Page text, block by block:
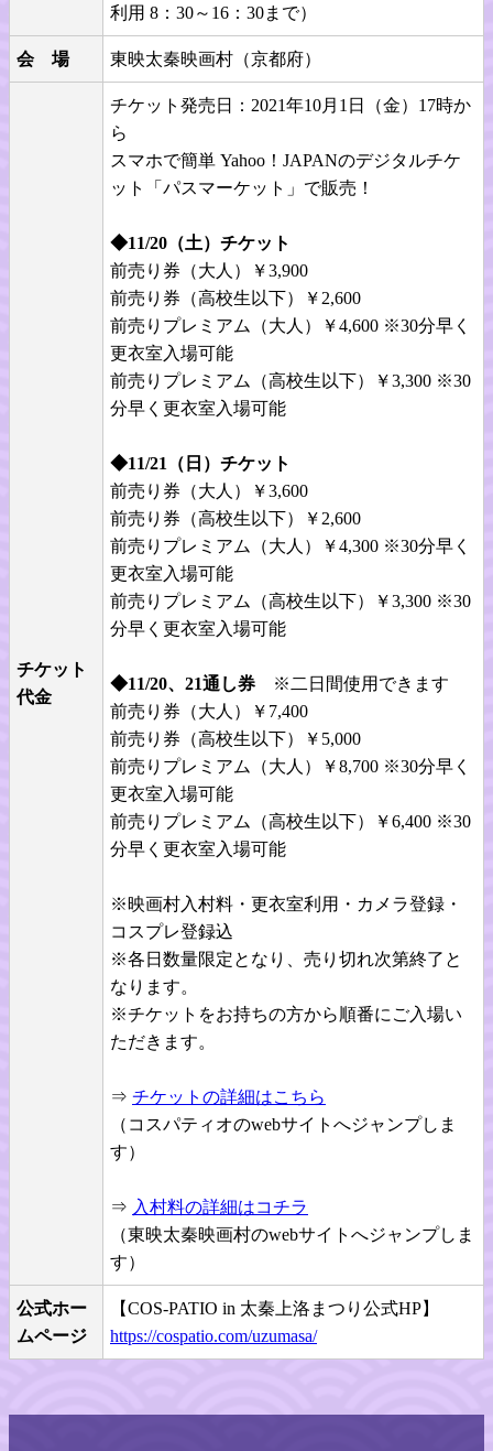
利用 8：30～16：30まで）
会　場 東映太秦映画村（京都府）
チケット
代金
チケット発売日：2021年10月1日（金）17時か
ら
スマホで簡単 Yahoo！JAPANのデジタルチケ
ット「パスマーケット」で販売！
◆11/20（土）チケット
前売り券（大人）￥3,900
前売り券（高校生以下）￥2,600
前売りプレミアム（大人）￥4,600 ※30分早く
更衣室入場可能
前売りプレミアム（高校生以下）￥3,300 ※30
分早く更衣室入場可能
◆11/21（日）チケット
前売り券（大人）￥3,600
前売り券（高校生以下）￥2,600
前売りプレミアム（大人）￥4,300 ※30分早く
更衣室入場可能
前売りプレミアム（高校生以下）￥3,300 ※30
分早く更衣室入場可能
◆11/20、21通し券 ※二日間使用できます
前売り券（大人）￥7,400
前売り券（高校生以下）￥5,000
前売りプレミアム（大人）￥8,700 ※30分早く
更衣室入場可能
前売りプレミアム（高校生以下）￥6,400 ※30
分早く更衣室入場可能
※映画村入村料・更衣室利用・カメラ登録・
コスプレ登録込
※各日数量限定となり、売り切れ次第終了と
なります。
※チケットをお持ちの方から順番にご入場い
ただきます。
⇒ チケットの詳細はこちら
（コスパティオのwebサイトへジャンプしま
す）
⇒ 入村料の詳細はコチラ
（東映太秦映画村のwebサイトへジャンプしま
す）
公式ホー
ムページ
【COS-PATIO in 太秦上洛まつり公式HP】
https://cospatio.com/uzumasa/